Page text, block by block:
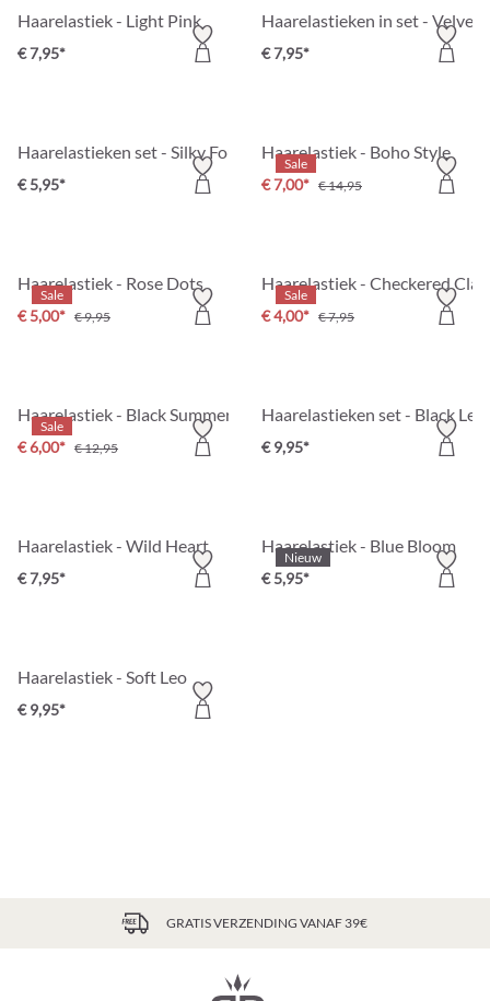
Haarelastiek - Light Pink
€ 7,95*
Haarelastieken in set - Velvet
€ 7,95*
Haarelastieken set - Silky Four
€ 5,95*
Sale
Haarelastiek - Boho Style
€ 7,00* € 14,95
Sale
Haarelastiek - Rose Dots
€ 5,00* € 9,95
Sale
Haarelastiek - Checkered
€ 4,00* € 7,95
Sale
Haarelastiek - Black Summer
€ 6,00* € 12,95
Haarelastieken set - Black Leo
€ 9,95*
Haarelastiek - Wild Heart
€ 7,95*
Nieuw
Haarelastiek - Blue Bloom
€ 5,95*
Haarelastiek - Soft Leo
€ 9,95*
GRATIS VERZENDING VANAF 39€